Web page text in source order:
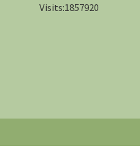
Visits:1857920